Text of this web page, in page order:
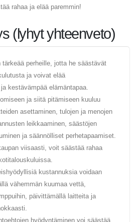
rahaa ja elää paremmin!
(lyhyt yhteenveto)
tärkeää perheille, jotta he säästävät
ja voivat elää
kestävämpää elämäntapaa.
ja siitä pitämiseen kuuluu
asettaminen, tulojen ja menojen
leikkaaminen, säästöjen
ja säännölliset perhetapaamiset.
viisaasti, voit säästää rahaa
kustannuksia voidaan
vähemmän kuumaa vettä,
päivittämällä laitteita ja
hyödyntäminen voi säästää